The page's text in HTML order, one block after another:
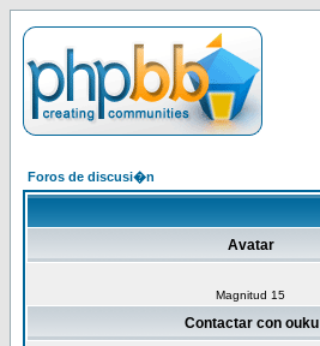
Foros de discusi�n
Avatar
Magnitud 15
Contactar con ouku